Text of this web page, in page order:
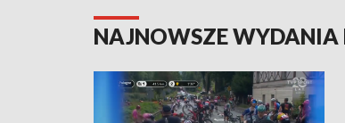
NAJNOWSZE